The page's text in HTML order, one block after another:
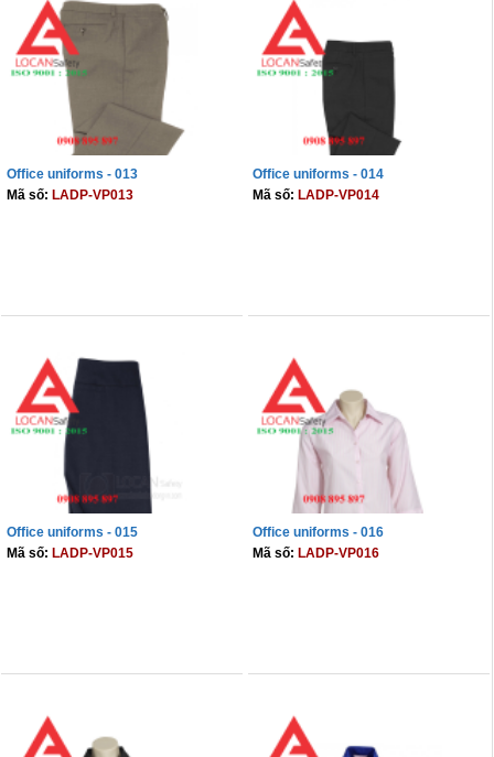
Office uniforms - 013
Mã số: LADP-VP013
Office uniforms - 014
Mã số: LADP-VP014
Office uniforms - 015
Mã số: LADP-VP015
Office uniforms - 016
Mã số: LADP-VP016